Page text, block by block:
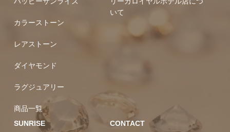
カラーストーン
レアストーン
ダイヤモンド
ラグジュアリー
商品一覧
いて
SUNRISE CONTACT